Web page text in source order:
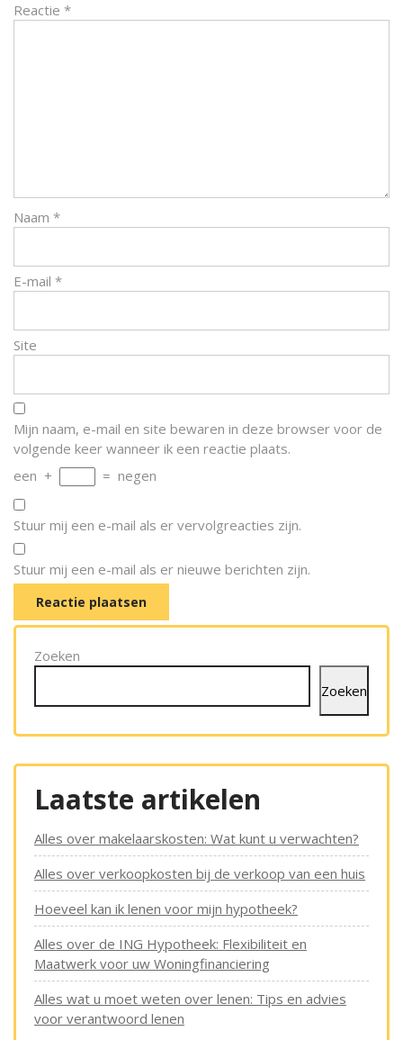
Reactie *
Naam *
E-mail *
Site
Mijn naam, e-mail en site bewaren in deze browser voor de
volgende keer wanneer ik een reactie plaats.
een + = negen
Stuur mij een e-mail als er vervolgreacties zijn.
Stuur mij een e-mail als er nieuwe berichten zijn.
Zoeken
Zoeken
Laatste artikelen
Alles over makelaarskosten: Wat kunt u verwachten?
Alles over verkoopkosten bij de verkoop van een huis
Hoeveel kan ik lenen voor mijn hypotheek?
Alles over de ING Hypotheek: Flexibiliteit en
Maatwerk voor uw Woningfinanciering
Alles wat u moet weten over lenen: Tips en advies
voor verantwoord lenen